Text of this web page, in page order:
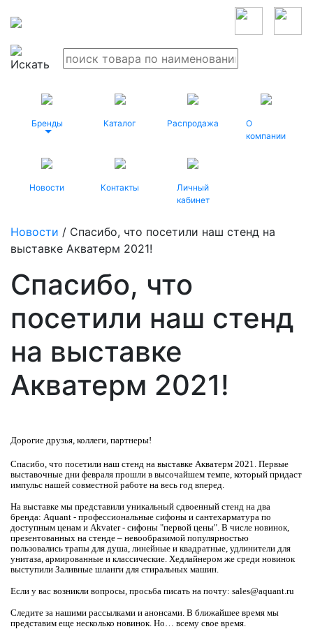
Бренды Каталог Распродажа
О
компании
Новости Контакты
Личный
кабинет
Новости / Спасибо, что посетили наш стенд на
выставке Акватерм 2021!
Спасибо, что
посетили наш стенд
на выставке
Акватерм 2021!
Дорогие друзья, коллеги, партнеры!
Спасибо, что посетили наш стенд на выставке Акватерм 2021. Первые
выставочные дни февраля прошли в высочайшем темпе, который придаст
импульс нашей совместной работе на весь год вперед.
На выставке мы представили уникальный сдвоенный стенд на два
бренда: Aquant - профессиональные сифоны и сантехарматура по
доступным ценам и Akvater - сифоны "первой цены". В числе новинок,
презентованных на стенде – невообразимой популярностью
пользовались трапы для душа, линейные и квадратные, удлинители для
унитаза, армированные и классические. Хедлайнером же среди новинок
выступили Заливные шланги для стиральных машин.
Если у вас возникли вопросы, просьба писать на почту: sales@aquant.ru
Следите за нашими рассылками и анонсами. В ближайшее время мы
представим еще несколько новинок. Но… всему свое время.